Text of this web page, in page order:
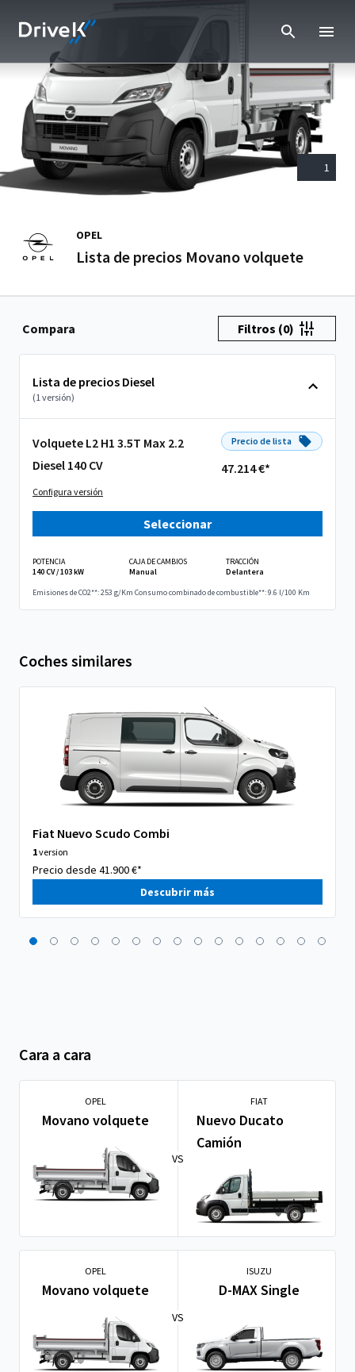
1
OPEL
Lista de precios Movano volquete
Compara Filtros (0)
Lista de precios Diesel
(1 versión)
Volquete L2 H1 3.5T Max 2.2
Diesel 140 CV
Configura versión
Precio de lista
47.214 €*
Seleccionar
POTENCIA
140 CV / 103 kW
CAJA DE CAMBIOS
Manual
TRACCIÓN
Delantera
Emisiones de CO2**: 253 g/Km Consumo combinado de combustible**: 9.6 l/100 Km
Coches similares
Fiat Nuevo Scudo Combi
1version
Precio desde 41.900 €*
Descubrir más
Cara a cara
OPEL
Movano volquete
VS
FIAT
Nuevo Ducato
Camión
OPEL
Movano volquete
VS
ISUZU
D-MAX Single